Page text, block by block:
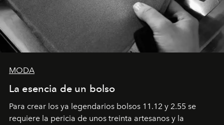
MODA
La esencia de un bolso
Para crear los ya legendarios bolsos 11.12 y 2.55 se
requiere la pericia de unos treinta artesanos y la